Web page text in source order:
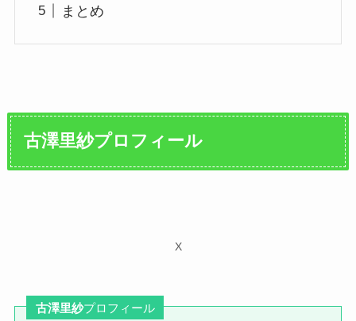
まとめ
古澤里紗プロフィール
X
古澤里紗プロフィール